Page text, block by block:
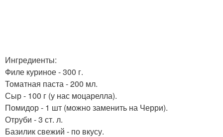
Ингредиенты:
Филе куриное - 300 г.
Томатная паста - 200 мл.
Сыр - 100 г (у нас моцарелла).
Помидор - 1 шт (можно заменить на Черри).
Отруби - 3 ст. л.
Базилик свежий - по вкусу.